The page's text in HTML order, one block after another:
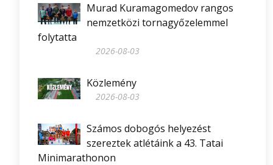
Murad Kuramagomedov rangos
nemzetközi tornagyőzelemmel
folytatta
2026-08-03
Közlemény
2026-08-03
Számos dobogós helyezést
szereztek atlétáink a 43. Tatai
Minimarathonon